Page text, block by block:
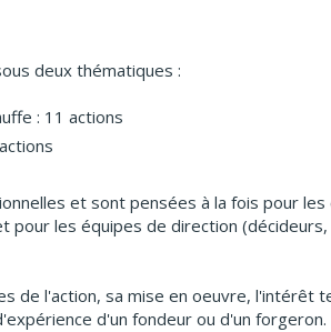
deux thématiques :
: 11 actions
et sont pensées à la fois pour les
pour les équipes de direction (décideurs,
de l'action, sa mise en oeuvre, l'intérêt
d'un fondeur ou d'un forgeron.